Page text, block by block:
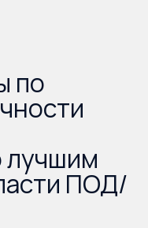
по
лучшим
ПОД/